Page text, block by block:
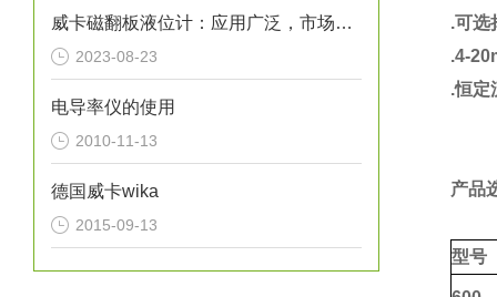
威卡磁翻板液位计：应用广泛，市场前景广阔
2023-08-23
电导率仪的使用
2010-11-13
德国威卡wika
2015-09-13
.可选
.4-
.恒定
产品
型号